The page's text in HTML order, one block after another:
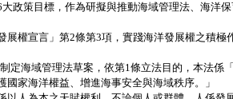
政策目標，作為研擬與推動海域管理法、海洋
權宣言」第2條第3項，實踐海洋發展權之積極作
海域管理法草案，依第1條立法目的，本法係
家海洋權益、增進海事安全與海域秩序。」